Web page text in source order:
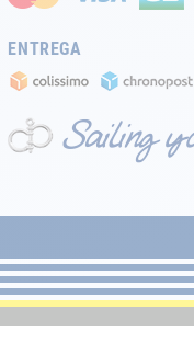
ENTREGA